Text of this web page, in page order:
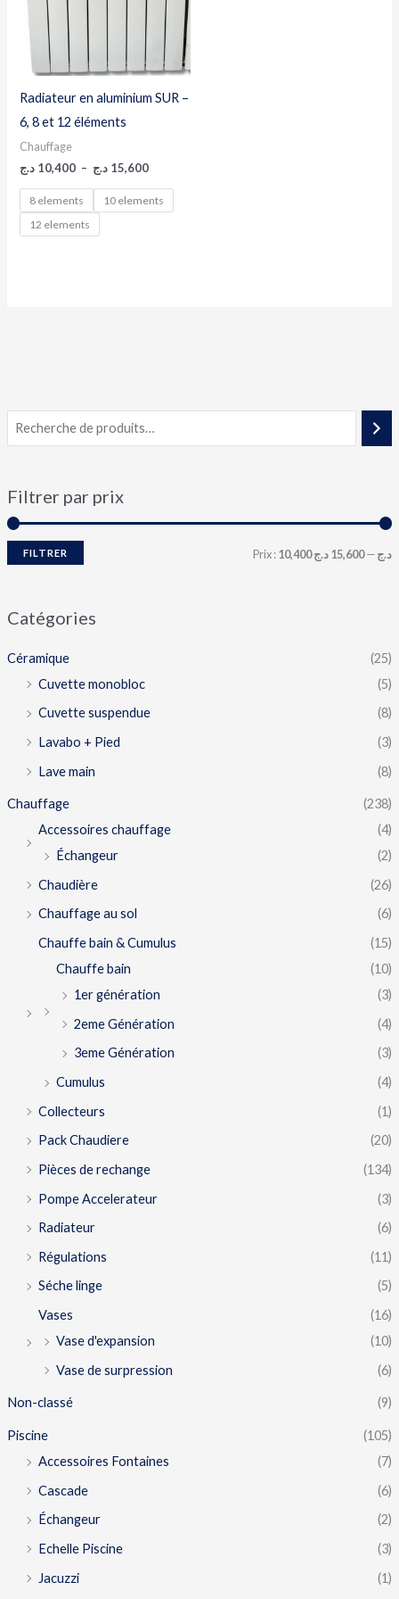
Filtrer par prix
FILTRER Prix : 10,400 د.ج—15,600 د.ج
Catégories
Céramique
(25)
Cuvette monobloc
(5)
Cuvette suspendue
(8)
Lavabo + Pied
(3)
Lave main
(8)
Chauffage
(238)
Accessoires chauffage
(4)
Échangeur
(2)
Chaudière
(26)
Chauffage au sol
(6)
Chauffe bain & Cumulus
(15)
Chauffe bain
(10)
1er génération
(3)
2eme Génération
(4)
3eme Génération
(3)
Cumulus
(4)
Collecteurs
(1)
Pack Chaudiere
(20)
Pièces de rechange
(134)
Pompe Accelerateur
(3)
Radiateur
(6)
Régulations
(11)
Séche linge
(5)
Vases
(16)
Vase d'expansion
(10)
Vase de surpression
(6)
Non-classé (9)
Piscine
(105)
Accessoires Fontaines
(7)
Cascade
(6)
Échangeur
(2)
Echelle Piscine
(3)
Jacuzzi
(1)
Radiateur en aluminium SUR –
6, 8 et 12 éléments
Chauffage
10,400 د.ج – 15,600 د.ج
8 elements
10 elements
12 elements